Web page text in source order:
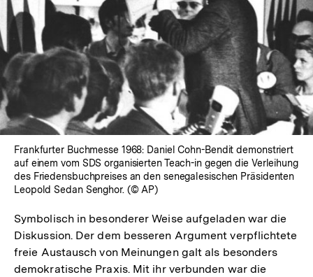
In
Lightbox
öffnen
Frankfurter Buchmesse 1968: Daniel Cohn-Bendit demonstriert
auf einem vom SDS organisierten Teach-in gegen die Verleihung
des Friedensbuchpreises an den senegalesischen Präsidenten
Leopold Sedan Senghor. (© AP)
Symbolisch in besonderer Weise aufgeladen war die
Diskussion. Der dem besseren Argument verpflichtete
freie Austausch von Meinungen galt als besonders
demokratische Praxis. Mit ihr verbunden war die